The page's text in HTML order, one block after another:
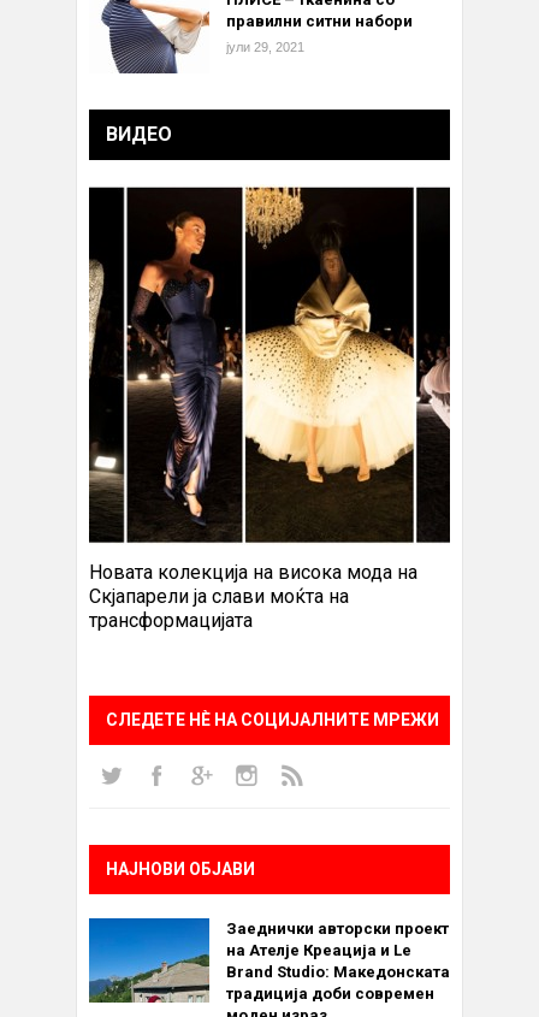
правилни ситни набори
јули 29, 2021
ВИДЕО
Новата колекција на висока мода на
Скјапарели ја слави моќта на
трансформацијата
СЛЕДЕТЕ НÈ НА СОЦИЈАЛНИТЕ МРЕЖИ
НАЈНОВИ ОБЈАВИ
Заеднички авторски проект
на Ателје Креација и Le
Brand Studio: Македонската
традиција доби современ